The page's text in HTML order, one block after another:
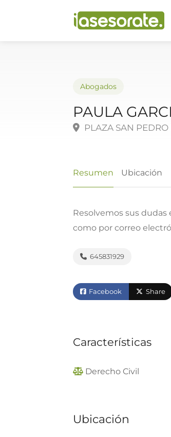
Abogados
PAULA
PLAZA SAN
Resumen Ubicación
Resolvemos sus
como por correo
645831929
Facebook Share
Características
Derecho Civil
Ubicación